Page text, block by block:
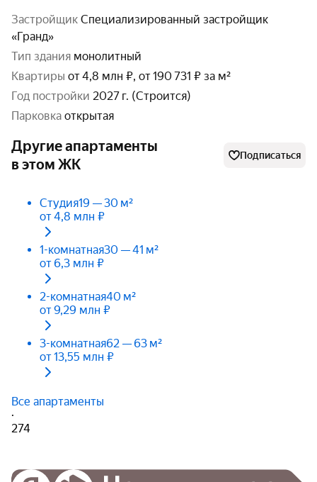
Застройщик Специализированный застройщик
«Гранд»
тип здания монолитный
Квартиры от 4,8 млн ₽, от 190 731 ₽ за м²
год постройки 2027 г. (Строится)
парковка открытая
Другие апартаменты
в этом ЖК
Подписаться
Студия19 — 30 м²
от 4,8 млн ₽
1-комнатная30 — 41 м²
от 6,3 млн ₽
2-комнатная40 м²
от 9,29 млн ₽
3-комнатная62 — 63 м²
от 13,55 млн ₽
Все апартаменты
·
274